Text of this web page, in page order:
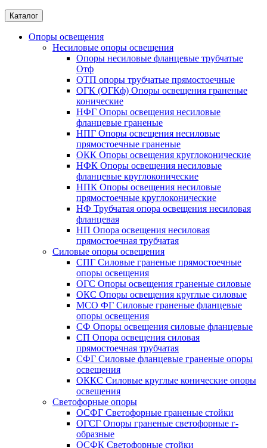
Каталог
Опоры освещения
Несиловые опоры освещения
Опоры несиловые фланцевые трубчатые
Отф
ОТП опоры трубчатые прямостоечные
ОГК (ОГКф) Опоры освещения граненые
конические
НФГ Опоры освещения несиловые
фланцевые граненые
НПГ Опоры освещения несиловые
прямостоечные граненые
ОКК Опоры освещения круглоконические
НФК Опоры освещения несиловые
фланцевые круглоконические
НПК Опоры освещения несиловые
прямостоечные круглоконические
НФ Трубчатая опора освещения несиловая
фланцевая
НП Опора освещения несиловая
прямостоечная трубчатая
Силовые опоры освещения
СПГ Силовые граненые прямостоечные
опоры освещения
ОГС Опоры освещения граненые силовые
ОКС Опоры освещения круглые силовые
МСО ФГ Силовые граненые фланцевые
опоры освещения
СФ Опоры освещения силовые фланцевые
СП Опора освещения силовая
прямостоечная трубчатая
СФГ Силовые фланцевые граненые опоры
освещения
ОККС Силовые круглые конические опоры
освещения
Светофорные опоры
ОСФГ Светофорные граненые стойки
ОГСГ Опоры граненые светофорные г-
образные
ОСФК Светофорные стойки